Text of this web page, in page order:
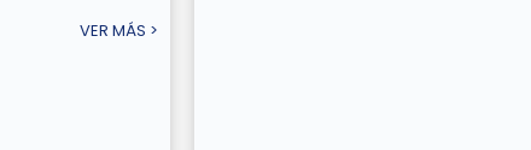
VER MÁS >